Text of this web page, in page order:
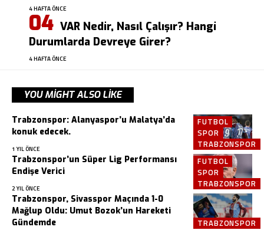
4 HAFTA ÖNCE
VAR Nedir, Nasıl Çalışır? Hangi
Durumlarda Devreye Girer?
4 HAFTA ÖNCE
YOU MIGHT ALSO LIKE
FUTBOL
SPOR
TRABZONSPOR
Trabzonspor: Alanyaspor’u Malatya’da
konuk edecek.
1 YIL ÖNCE
FUTBOL
SPOR
TRABZONSPOR
Trabzonspor’un Süper Lig Performansı
Endişe Verici
2 YIL ÖNCE
TRABZONSPOR
Trabzonspor, Sivasspor Maçında 1-0
Mağlup Oldu: Umut Bozok’un Hareketi
Gündemde